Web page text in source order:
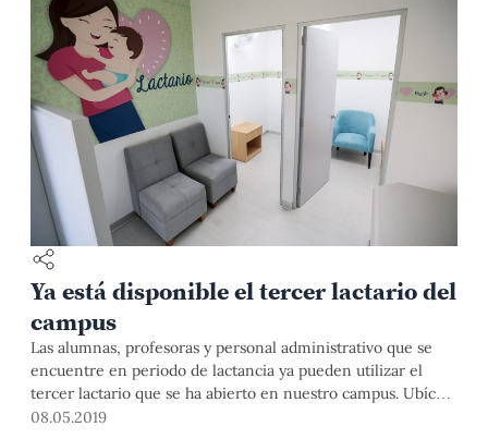
Ya está disponible el tercer lactario del
campus
Las alumnas, profesoras y personal administrativo que se
encuentre en periodo de lactancia ya pueden utilizar el
tercer lactario que se ha abierto en nuestro campus. Ubícalo
junto al Auditorio del CAPU.
08.05.2019